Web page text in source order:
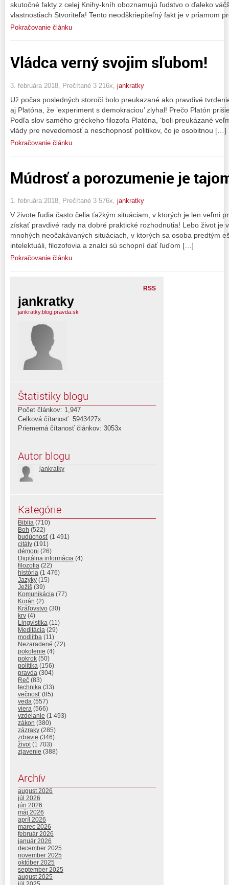
skutočné fakty z celej Knihy-kníh oboznamujú ľudstvo o ďaleko
vlastnostiach Stvoriteľa! Tento neodškriepiteľný fakt je v priamom
Pokračovanie článku
Vládca verný svojim sľubom!
3. februára 2018, Prečítané 3 216x, jankratky
Už počas posledných storočí bolo preukazané ako pravdivé
aj Platóna, že ’experiment s demokraciou’ zlyhal! Prečo Platón
Podľa slov samého gréckeho filozofa Platóna, ‘boli preukázané
vlády pre nevedomosť a neschopnosť politikov, čo je osobitnou […]
Pokračovanie článku
Múdrosť a porozumenie je
1. februára 2018, Prečítané 3 576x, jankratky
V živote ľudia často čelia ťažkým situáciam, v ktorých je len veľmi
získať pravdivé rady na dobré praktické rozhodnutia! Lebo život je
mnohých neočakávaných situáciach, v ktorých sa osoba predtým
intelektuáli, filozofovia a znalci sú schopní dať ľuďom […]
Pokračovanie článku
RSS
jankratky
jankratky.blog.pravda.sk
Štatistiky blogu
Počet článkov: 1,947
Celková čítanosť: 5943427x
Priemerná čítanosť článkov: 3053x
Autor blogu
jankratky
Kategórie
Biblia (710)
Boh (522)
budúcnosť (1 491)
citáty (191)
démoni (26)
Digitálna informácia (4)
filozofia (22)
história (1 476)
Jazyky (15)
Ježiš (39)
Komunikácia (77)
Korán (2)
Kráľovstvo (30)
krv (4)
Lingvistika (11)
Meditácia (29)
modlitba (11)
Nezaradené (72)
pokolenie (4)
pokrok (50)
politika (156)
pravda (304)
Reč (83)
technika (33)
večnosť (85)
veda (557)
viera (566)
vzdelanie (1 493)
zákon (380)
zázraky (285)
zdravie (346)
život(1 703)
zjavenie (388)
Archív
august 2026
júl 2026
jún 2026
máj 2026
apríl 2026
marec 2026
február 2026
január 2026
december 2025
november 2025
október 2025
september 2025
august 2025